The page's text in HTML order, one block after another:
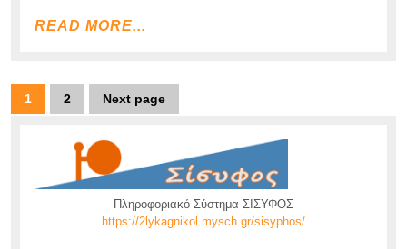
READ MORE...
Πλοήγηση
άρθρων
1 2 Next page
Πληροφοριακό Σύστημα ΣΙΣΥΦΟΣ
https://2lykagnikol.mysch.gr/sisyphos/